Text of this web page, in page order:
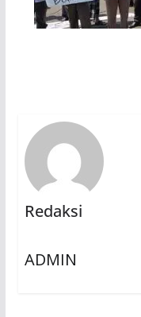
Redaksi
ADMIN